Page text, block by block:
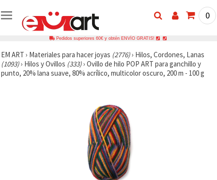
0
Pedidos superiores 60€ y obtén ENVÍO GRATIS!
EM ART › Materiales para hacer joyas (2776)› Hilos, Cordones, Lanas
(1093)› Hilos y Ovillos (333)› Ovillo de hilo POP ART para ganchillo y
punto, 20% lana suave, 80% acrílico, multicolor oscuro, 200 m - 100 g